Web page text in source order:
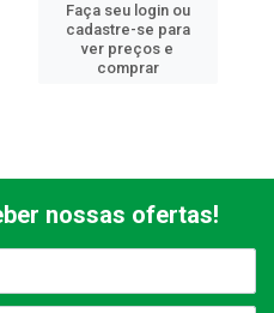
Faça seu login ou
cadastre-se para
ver preços e
comprar
nossas ofertas!